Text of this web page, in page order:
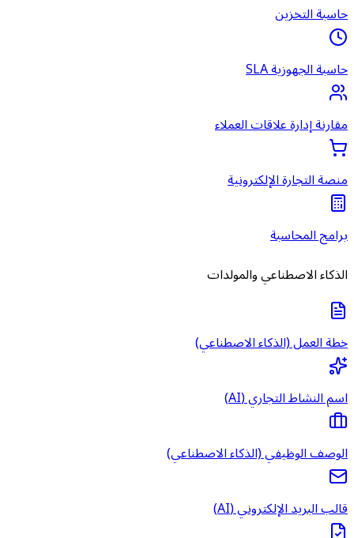
حاسبة التخزين
حاسبة الجهوزية SLA
مقارنة إدارة علاقات العملاء
منصة التجارة الإلكترونية
برامج المحاسبة
الذكاء الاصطناعي والمولدات
خطة العمل (الذكاء الاصطناعي)
اسم النشاط التجاري (AI)
الوصف الوظيفي (الذكاء الاصطناعي)
قالب البريد الإلكتروني (AI)